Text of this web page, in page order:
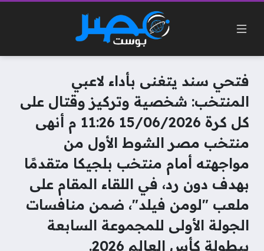
فتحي سند يتغنى بأداء لاعبي
المنتخب: شخصية وتركيز وقتال على
كل كرة 15/06/2026 11:26 م أنهى
منتخب مصر الشوط الأول من
مواجهته أمام منتخب بلجيكا متقدمًا
بهدف دون رد، في اللقاء المقام على
ملعب "لومن فيلد"، ضمن منافسات
الجولة الأولى للمجموعة السابعة
ببطولة كأس العالم 2026.